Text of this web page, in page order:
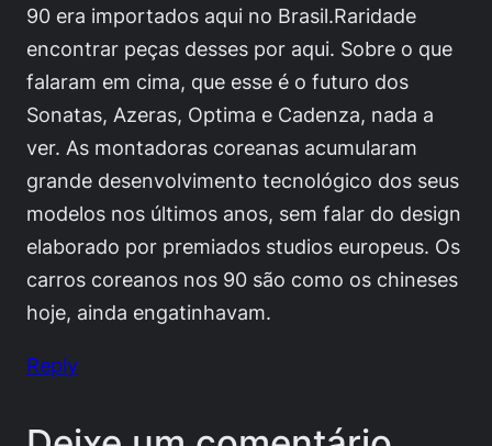
90 era importados aqui no Brasil.Raridade
encontrar peças desses por aqui. Sobre o que
falaram em cima, que esse é o futuro dos
Sonatas, Azeras, Optima e Cadenza, nada a
ver. As montadoras coreanas acumularam
grande desenvolvimento tecnológico dos seus
modelos nos últimos anos, sem falar do design
elaborado por premiados studios europeus. Os
carros coreanos nos 90 são como os chineses
hoje, ainda engatinhavam.
Reply